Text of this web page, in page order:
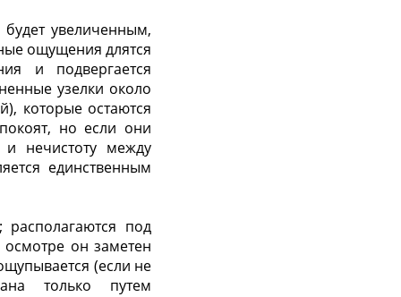
увеличенным,
ощущения длятся
и подвергается
узелки около
которые остаются
но если они
нечистоту между
единственным
располагаются под
он заметен
(если не
только путем